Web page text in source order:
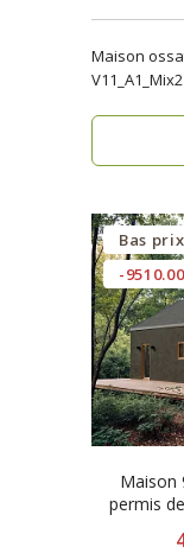
Maison
V11_A1_Mix2 (RE2020) La
Bas prix
-
Maison
permis